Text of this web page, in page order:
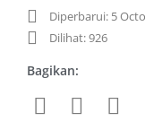
Diperbarui: 5
Dilihat: 926
Bagikan: